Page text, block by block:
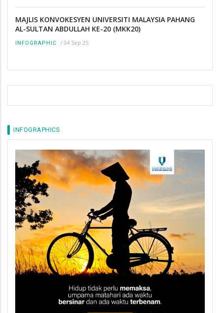
MAJLIS KONVOKESYEN UNIVERSITI MALAYSIA PAHANG
AL-SULTAN ABDULLAH KE-20 (MKK20)
INFOGRAPHIC / 04 Sep 25
INFOGRAPHICS